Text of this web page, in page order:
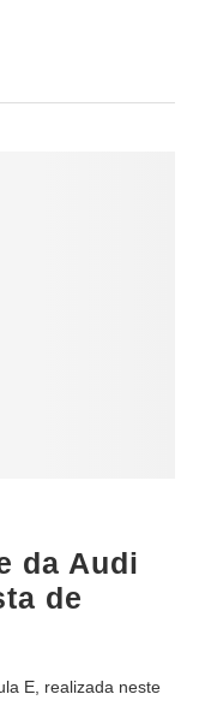
da Audi
de
E, realizada neste